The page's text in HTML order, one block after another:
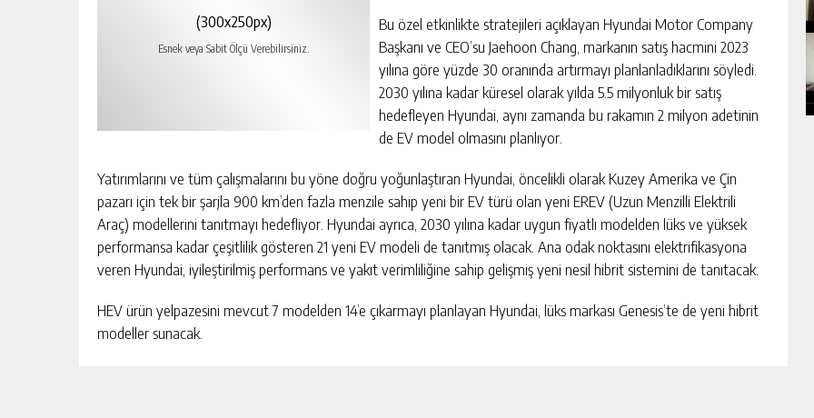
(300x250px)
Esnek veya Sabit Ölçü Verebilirsiniz.
Bu özel etkinlikte stratejileri açıklayan Hyundai Motor Company
Başkanı ve CEO’su Jaehoon Chang, markanın satış hacmini 2023
yılına göre yüzde 30 oranında artırmayı planlanladıklarını söyledi.
2030 yılına kadar küresel olarak yılda 5.5 milyonluk bir satış
hedefleyen Hyundai, aynı zamanda bu rakamın 2 milyon adetinin
de EV model olmasını planlıyor.
Yatırımlarını ve tüm çalışmalarını bu yöne doğru yoğunlaştıran Hyundai, öncelikli olarak Kuzey Amerika ve Çin
pazarı için tek bir şarjla 900 km’den fazla menzile sahip yeni bir EV türü olan yeni EREV (Uzun Menzilli Elektrili
Araç) modellerini tanıtmayı hedefliyor. Hyundai ayrıca, 2030 yılına kadar uygun fiyatlı modelden lüks ve yüksek
performansa kadar çeşitlilik gösteren 21 yeni EV modeli de tanıtmış olacak. Ana odak noktasını elektrifikasyona
veren Hyundai, iyileştirilmiş performans ve yakıt verimliliğine sahip gelişmiş yeni nesil hibrit sistemini de tanıtacak.
HEV ürün yelpazesini mevcut 7 modelden 14’e çıkarmayı planlayan Hyundai, lüks markası Genesis’te de yeni hibrit
modeller sunacak.